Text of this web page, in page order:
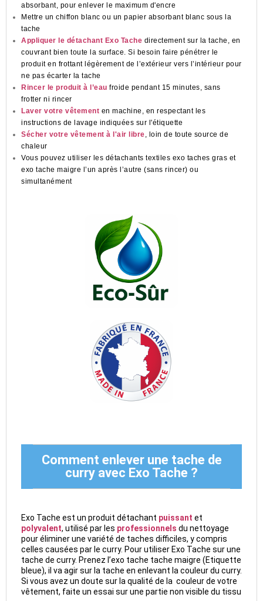
absorbant, pour enlever le maximum d'encre
Mettre un chiffon blanc ou un papier absorbant blanc sous la
tache
Appliquer le détachant Exo Tache directement sur la tache, en
couvrant bien toute la surface. Si besoin faire pénétrer le
produit en frottant légèrement de l’extérieur vers l’intérieur pour
ne pas écarter la tache
Rincer le produit à l’eau froide pendant 15 minutes, sans
frotter ni rincer
Laver votre vêtement en machine, en respectant les
instructions de lavage indiquées sur l'étiquette
Sécher votre vêtement à l'air libre, loin de toute source de
chaleur
Vous pouvez utiliser les détachants textiles exo taches gras et
exo tache maigre l’un après l’autre (sans rincer) ou
simultanément
Comment enlever une tache de
curry avec Exo Tache ?
Exo Tache est un produit détachant puissant et
polyvalent, utilisé par les professionnels du nettoyage
pour éliminer une variété de taches difficiles, y compris
celles causées par le curry. Pour utiliser Exo Tache sur une
tache de curry. Prenez l’exo tache tache maigre (Etiquette
bleue), il va agir sur la tache en enlevant la couleur du curry.
Si vous avez un doute sur la qualité de la couleur de votre
vêtement, faite un essai sur une partie non visible du tissu